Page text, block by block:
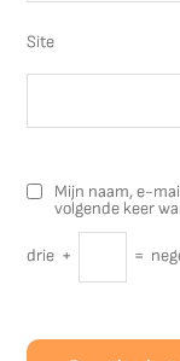
Site
Mijn naam, e-
volgende keer
drie + =